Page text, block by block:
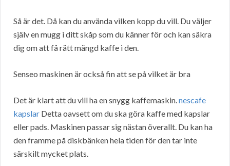
Så är det. Då kan du använda vilken kopp du vill. Du väljer
själv en mugg i ditt skåp som du känner för och kan säkra
dig om att få rätt mängd kaffe i den.
Senseo maskinen är också fin att se på vilket är bra
Det är klart att du vill ha en snygg kaffemaskin. nescafe
kapslar Detta oavsett om du ska göra kaffe med kapslar
eller pads. Maskinen passar sig nästan överallt. Du kan ha
den framme på diskbänken hela tiden för den tar inte
särskilt mycket plats.